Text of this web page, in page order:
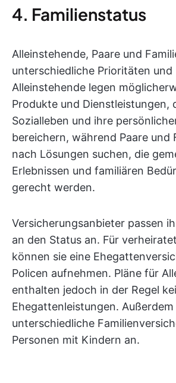
4. Familienstatus
Alleinstehende, Paare und
unterschiedliche Prioritäten und
Alleinstehende legen
Produkte und Dienstleistungen,
Sozialleben und ihre
bereichern, während Paare und
nach Lösungen suchen, die
Erlebnissen und familiären
gerecht werden.
Versicherungsanbieter passen
an den Status an. Für
können sie eine
Policen aufnehmen. Pläne für
enthalten jedoch in der Regel
Ehegattenleistungen.
unterschiedliche
Personen mit Kindern an.